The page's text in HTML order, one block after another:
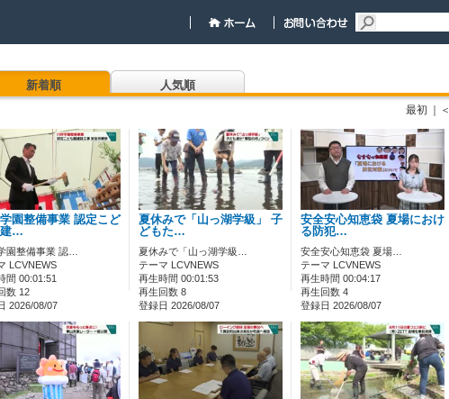
新着順 人気順
最初 ｜＜
園整備事業 認定こど
建…
園整備事業 認…
LCVNEWS
間 00:01:51
数 12
2026/08/07
夏休みで「山っ湖学級」 子
どもた…
夏休みで「山っ湖学級…
テーマ LCVNEWS
再生時間 00:01:53
再生回数 8
登録日 2026/08/07
安全安心知恵袋 夏場におけ
る防犯…
安全安心知恵袋 夏場…
テーマ LCVNEWS
再生時間 00:04:17
再生回数 4
登録日 2026/08/07